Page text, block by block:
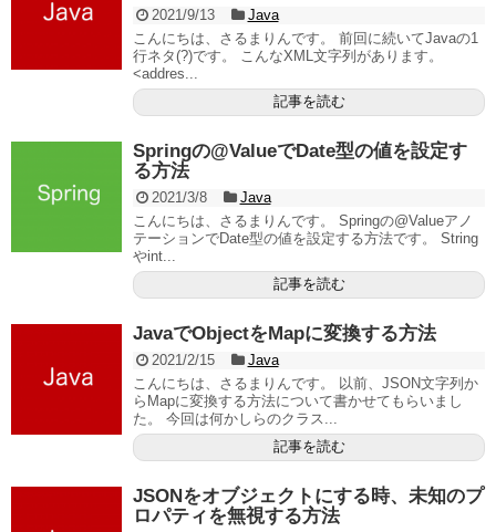
2021/9/13
Java
こんにちは、さるまりんです。 前回に続いてJavaの1
行ネタ(?)です。 こんなXML文字列があります。
<addres...
記事を読む
Springの@ValueでDate型の値を設定す
る方法
2021/3/8
Java
こんにちは、さるまりんです。 Springの@Valueアノ
テーションでDate型の値を設定する方法です。 String
やint...
記事を読む
JavaでObjectをMapに変換する方法
2021/2/15
Java
こんにちは、さるまりんです。 以前、JSON文字列か
らMapに変換する方法について書かせてもらいまし
た。 今回は何かしらのクラス...
記事を読む
JSONをオブジェクトにする時、未知のプ
ロパティを無視する方法